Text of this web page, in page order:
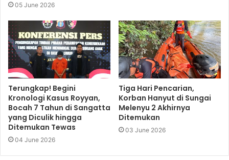
05 June 2026
Terungkap! Begini
Kronologi Kasus Royyan,
Bocah 7 Tahun di Sangatta
yang Diculik hingga
Ditemukan Tewas
04 June 2026
Tiga Hari Pencarian,
Korban Hanyut di Sungai
Melenyu 2 Akhirnya
Ditemukan
03 June 2026